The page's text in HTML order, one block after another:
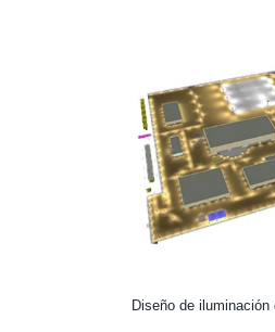
Diseño de iluminación